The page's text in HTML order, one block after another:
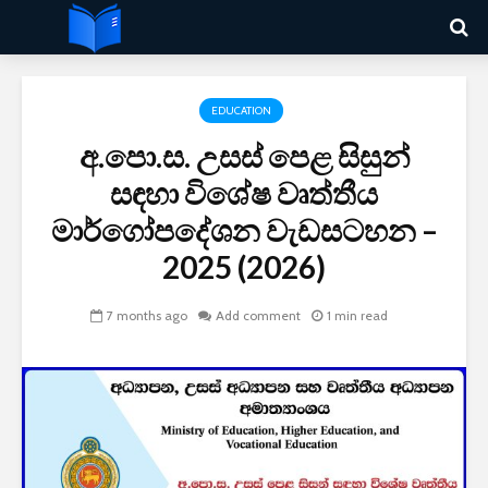
EDUCATION
අ.පො.ස. උසස් පෙළ සිසුන්
සඳහා විශේෂ වෘත්තීය
මාර්ගෝපදේශන වැඩසටහන –
2025 (2026)
7 months ago Add comment 1 min read